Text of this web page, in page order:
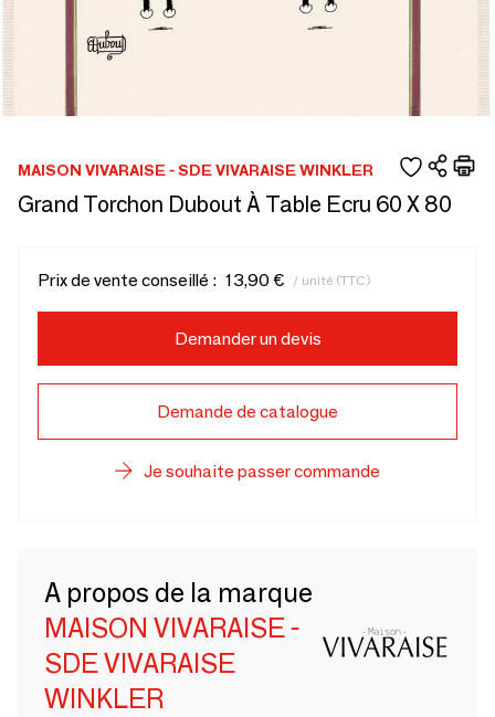
MAISON VIVARAISE - SDE VIVARAISE WINKLER
Grand Torchon Dubout À Table Ecru 60 X 80
Prix de vente conseillé : 13,90 € / unité (TTC)
Demander un devis
Demande de catalogue
Je souhaite passer commande
A propos de la marque
MAISON VIVARAISE -
SDE VIVARAISE
WINKLER